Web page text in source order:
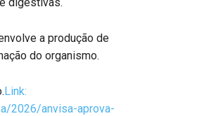
a produção de
do organismo.
Link:
2026/anvisa-aprova-